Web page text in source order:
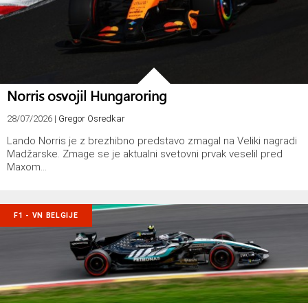
Norris osvojil Hungaroring
28/07/2026 | Gregor Osredkar
Lando Norris je z brezhibno predstavo zmagal na Veliki nagradi
Madžarske. Zmage se je aktualni svetovni prvak veselil pred
Maxom…
F1 - VN BELGIJE